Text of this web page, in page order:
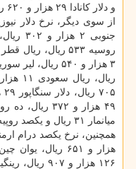
و دلار كانادا ۲۹ هزار و ۶۲۰ ریال قیمت خورد.
میانمار ۳۱ ریال و یكصد روپیه نپال ۳۴ هزار و ۲۵۷ ریال تعیین شد.